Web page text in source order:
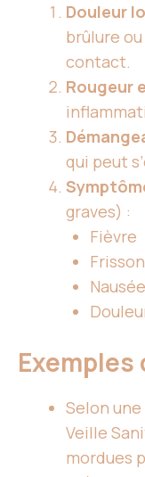
Douleur
brûlure
contact.
Rougeur
qui peut
graves) :
Fièvre
Selon
Veille
mordues